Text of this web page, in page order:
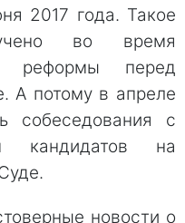
2017 года. Такое
во время
реформы перед
А потому в апреле
собеседования с
кандидатов на
новости о